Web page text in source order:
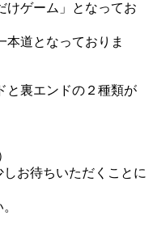
ゲーム」となってお
道となっておりま
裏エンドの２種類が
お待ちいただくことに